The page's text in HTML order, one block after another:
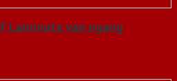
Laminate van ngang